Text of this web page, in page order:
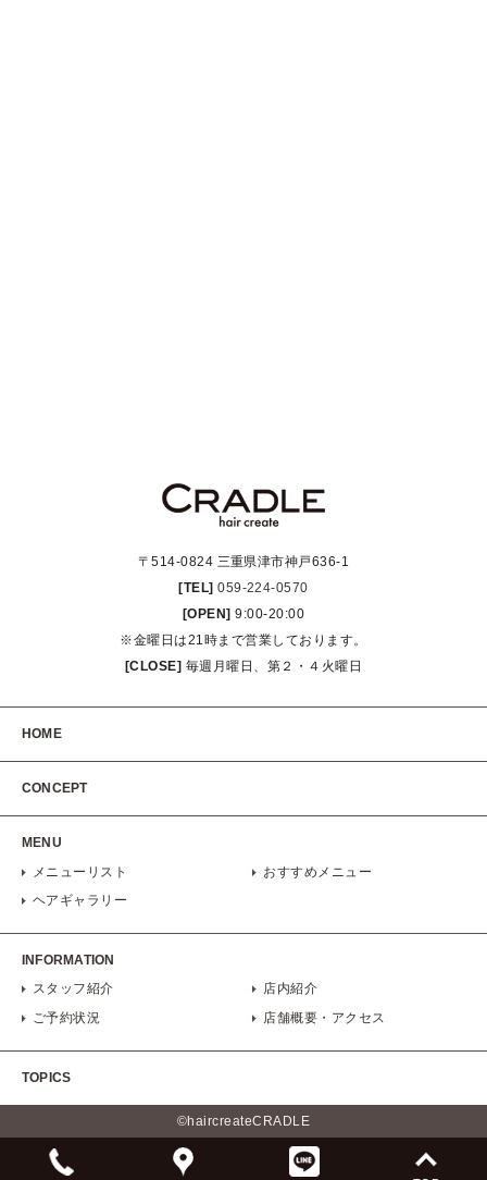
〒514-0824 三重県津市神戸636-1
[TEL] 059-224-0570
[OPEN] 9:00-20:00
※金曜日は21時まで営業しております。
[CLOSE] 毎週月曜日、第２・４火曜日
HOME
CONCEPT
MENU
メニューリスト
おすすめメニュー
ヘアギャラリー
INFORMATION
スタッフ紹介
店内紹介
ご予約状況
店舗概要・アクセス
TOPICS
©haircreateCRADLE